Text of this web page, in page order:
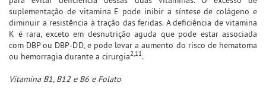
suplementação de vitamina E pode inibir a síntese de colágeno e
diminuir a resistência à tração das feridas. A deficiência de vitamina
K é rara, exceto em desnutrição aguda que pode estar associada
com DBP ou DBP-DD, e pode levar a aumento do risco de hematoma
ou hemorragia durante a cirurgia2,11.
Vitamina B1, B12 e B6 e Folato